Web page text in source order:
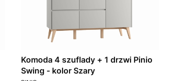
Komoda 4 szuflady + 1 drzwi Pinio
Swing - kolor Szary